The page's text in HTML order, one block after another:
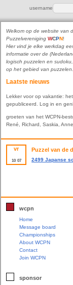
username
Welkom op de website van
Puzzelvereniging WCPN!
Hier vind je elke werkdag
informatie over de
logisch puzzelen en
op het gebied van puzzelen.
Laatste nieuws
Lekker voor op vakantie:
gepubliceerd. Log in en
groeten van het WCPN-
René, Richard, Saskia,
vr
10 07
Puzzel van de
2499 Japanse
wcpn
Home
Message board
Championships
About WCPN
Contact
Join WCPN
sponsor